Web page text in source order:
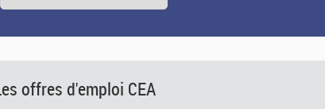
offres d'emploi CEA